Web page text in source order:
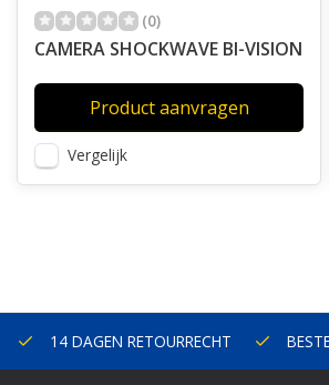
(0)
CAMERA SHOCKWAVE BI-VISION
Product aanvragen
Vergelijk
14 DAGEN RETOURRECHT